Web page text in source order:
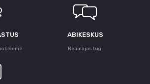
ABIKESKUS
Reaalajas tugi